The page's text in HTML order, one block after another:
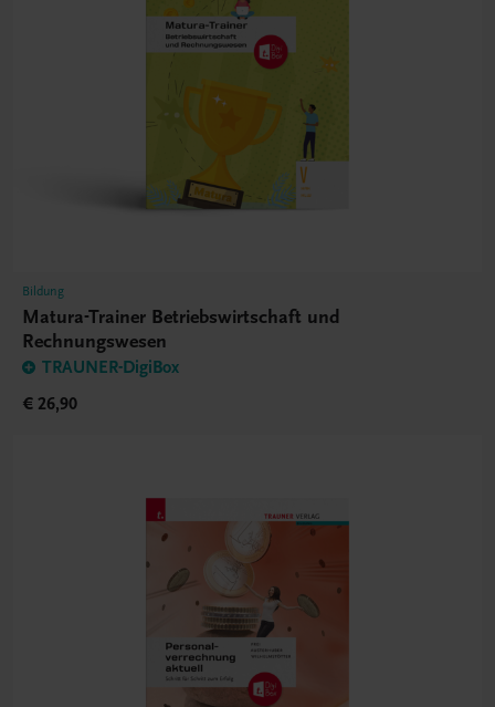
Bildung
Matura-Trainer Betriebswirtschaft und
Rechnungswesen
TRAUNER-DigiBox
€ 26,90